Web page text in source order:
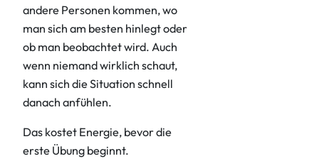
andere Personen kommen, wo
man sich am besten hinlegt oder
ob man beobachtet wird. Auch
wenn niemand wirklich schaut,
kann sich die Situation schnell
danach anfühlen.
Das kostet Energie, bevor die
erste Übung beginnt.